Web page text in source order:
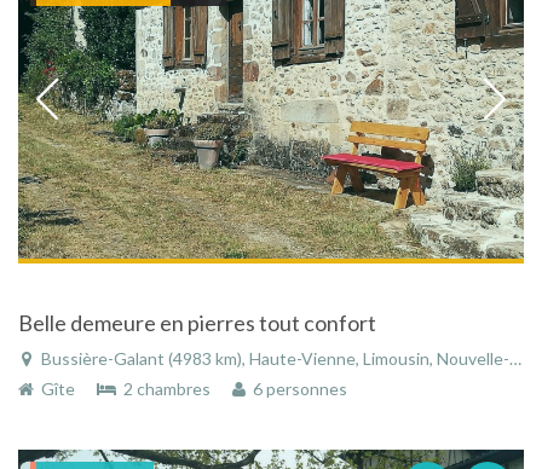
Belle demeure en pierres tout confort
Bussière-Galant (4983 km), Haute-Vienne, Limousin, Nouvelle-Aquitaine, France
Gîte
2 chambres 6 personnes